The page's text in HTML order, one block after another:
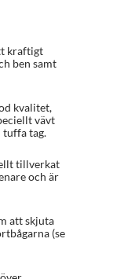
kraftigt
ben samt
kvalitet,
vävt
tuffa tag.
tillverkat
och är
att skjuta
(se